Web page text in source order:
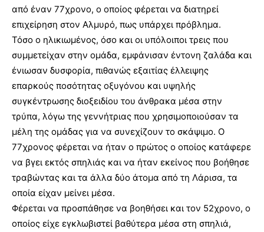
από έναν 77χρονο, ο οποίος φέρεται να διατηρεί
επιχείρηση στον Αλμυρό, πως υπάρχει πρόβλημα.
Τόσο ο ηλικιωμένος, όσο και οι υπόλοιποι τρεις που
συμμετείχαν στην ομάδα, εμφάνισαν έντονη ζαλάδα και
ένιωσαν δυσφορία, πιθανώς εξαιτίας έλλειψης
επαρκούς ποσότητας οξυγόνου και υψηλής
συγκέντρωσης διοξειδίου του άνθρακα μέσα στην
τρύπα, λόγω της γεννήτριας που χρησιμοποιούσαν τα
μέλη της ομάδας για να συνεχίζουν το σκάψιμο. Ο
77χρονος φέρεται να ήταν ο πρώτος ο οποίος κατάφερε
να βγει εκτός σπηλιάς και να ήταν εκείνος που βοήθησε
τραβώντας και τα άλλα δύο άτομα από τη Λάρισα, τα
οποία είχαν μείνει μέσα.
Φέρεται να προσπάθησε να βοηθήσει και τον 52χρονο, ο
οποίος είχε εγκλωβιστεί βαθύτερα μέσα στη σπηλιά,